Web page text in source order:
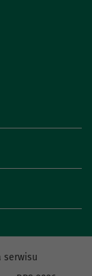
serwisu